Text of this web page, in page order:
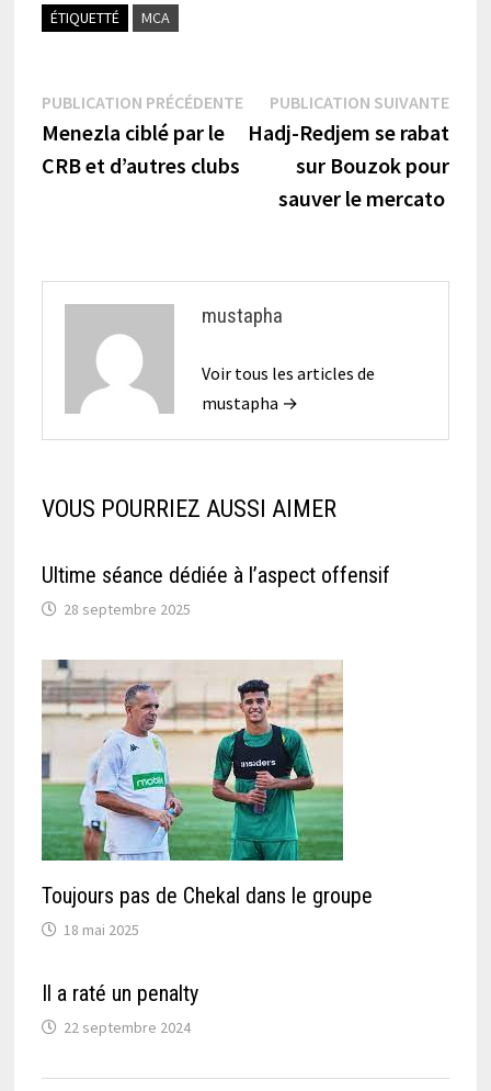
ÉTIQUETTÉ MCA
Navigation
de
PUBLICATION PRÉCÉDENTEPublication
précédente :
Menezla ciblé par le
CRB et d’autres clubs
PUBLICATION SUIVANTE
Hadj-Redjem se rabat
sur Bouzok pour
sauver le mercato
mustapha
Voir tous les articles de
mustapha →
VOUS POURRIEZ AUSSI AIMER
Ultime séance dédiée à l’aspect offensif
28 septembre 2025
Toujours pas de Chekal dans le groupe
18 mai 2025
Il a raté un penalty
22 septembre 2024